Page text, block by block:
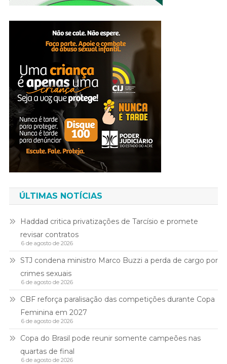
ÚLTIMAS NOTÍCIAS
Haddad critica privatizações de Tarcísio e promete
revisar contratos
6 de agosto de 2026
STJ condena ministro Marco Buzzi a perda de cargo por
crimes sexuais
6 de agosto de 2026
CBF reforça paralisação das competições durante Copa
Feminina em 2027
6 de agosto de 2026
Copa do Brasil pode reunir somente campeões nas
quartas de final
6 de agosto de 2026